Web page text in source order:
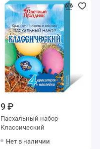
9 ₽
Пасхальный набор
Классический
Нет в наличии